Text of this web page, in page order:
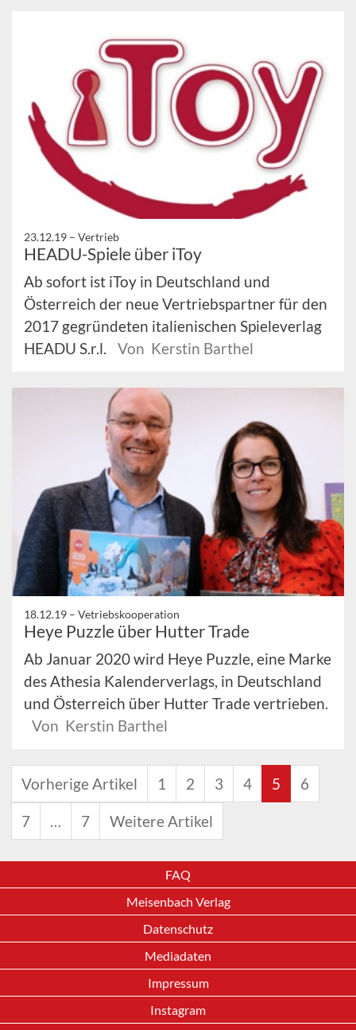
23.12.19 – Vertrieb
HEADU-Spiele über iToy
Ab sofort ist iToy in Deutschland und
Österreich der neue Vertriebspartner für den
2017 gegründeten italienischen Spieleverlag
HEADU S.r.l.
Von Kerstin Barthel
18.12.19 – Vetriebskooperation
Heye Puzzle über Hutter Trade
Ab Januar 2020 wird Heye Puzzle, eine Marke
des Athesia Kalenderverlags, in Deutschland
und Österreich über Hutter Trade vertrieben.
Von Kerstin Barthel
Vorherige Artikel 1 2 3 4 5 6
7 … 7 Weitere Artikel
FAQ
Meisenbach Verlag
Datenschutz
Mediadaten
Impressum
Instagram